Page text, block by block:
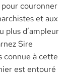
couronner
et aux
plus d’ampleur
Sire
connue à cette
est entouré